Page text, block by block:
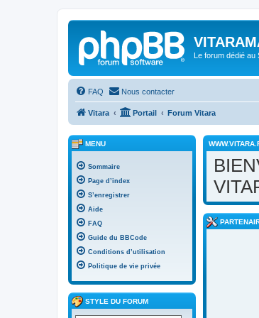
Le forum dédié au
FAQ Nous contacter
Vitara Portail Forum Vitara
MENU
Sommaire
Page d’index
S’enregistrer
Aide
FAQ
Guide du BBCode
Conditions d’utilisation
Politique de vie privée
STYLE DU FORUM